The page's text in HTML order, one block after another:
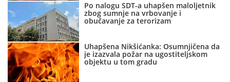
Po nalogu SDT-a uhapšen maloljetnik
zbog sumnje na vrbovanje i
obučavanje za terorizam
Uhapšena Nikšićanka: Osumnjičena da
je izazvala požar na ugostiteljskom
objektu u tom gradu